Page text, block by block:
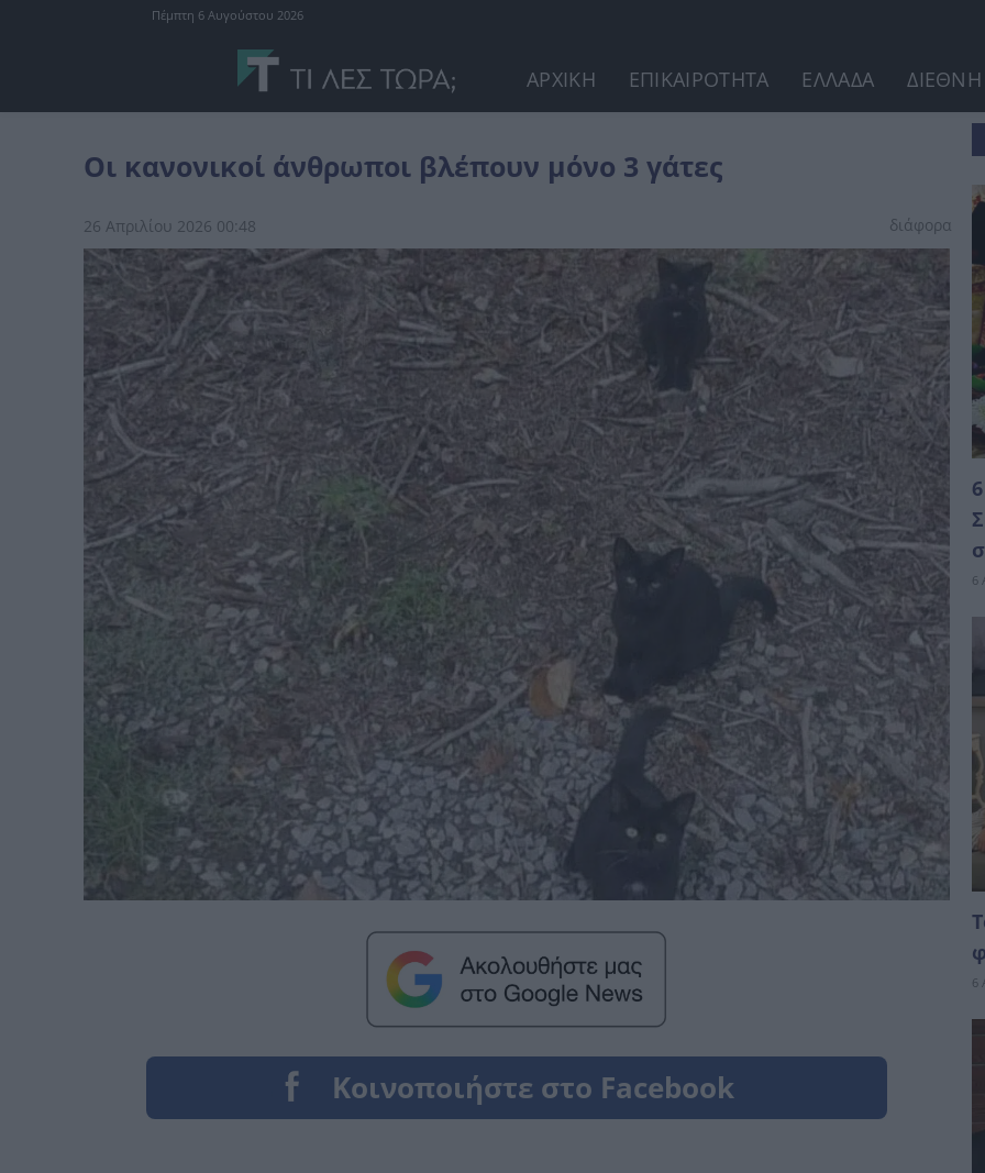
Πέμπτη 6 Αυγούστου 2026
ΑΡΧΙΚΗ ΕΠΙΚΑΙΡΟΤΗΤΑ ΕΛΛΑΔΑ ΔΙΕΘΝΗ
Οι κανονικοί άνθρωποι βλέπουν μόνο 3 γάτες
26 Απριλίου 2026 00:48 διάφορα
6
6